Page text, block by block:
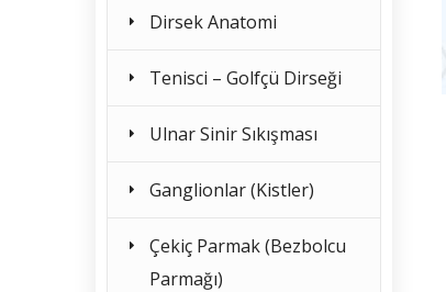
Dirsek Anatomi
Tenisci – Golfçü Dirseği
Ulnar Sinir Sıkışması
Ganglionlar (Kistler)
Çekiç Parmak (Bezbolcu
Parmağı)